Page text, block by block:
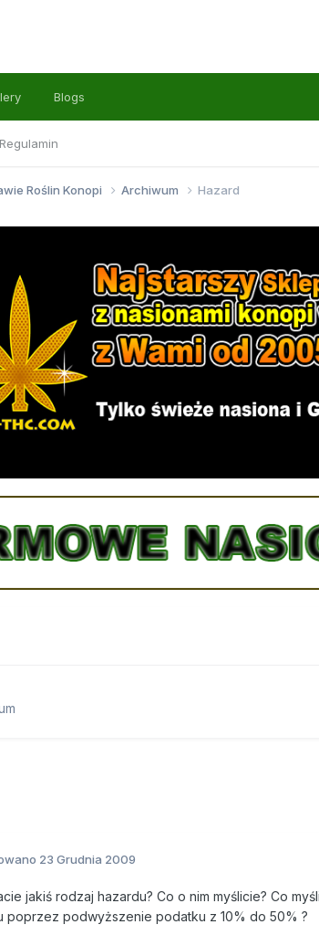
Regulamin
Blogs
Roślin Konopi Archiwum Hazard
23 Grudnia 2009
jakiś rodzaj hazardu? Co o nim myślicie? Co
poprzez podwyższenie podatku z 10% do 50% ?